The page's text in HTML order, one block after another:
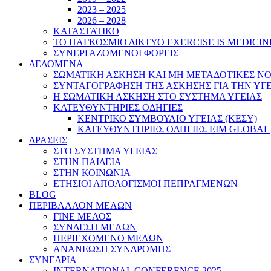
2023 – 2025
2026 – 2028
ΚΑΤΑΣΤΑΤΙΚΟ
ΤΟ ΠΑΓΚΟΣΜΙΟ ΔΙΚΤΥΟ EXERCISE IS
ΣΥΝΕΡΓΑΖΟΜΕΝΟΙ ΦΟΡΕΙΣ
ΔΕΔΟΜΕΝΑ
ΣΩΜΑΤΙΚΗ ΑΣΚΗΣΗ ΚΑΙ ΜΗ ΜΕΤΑΔΟΤΙΚΕΣ
ΣΥΝΤΑΓΟΓΡΑΦΗΣΗ ΤΗΣ ΑΣΚΗΣΗΣ ΓΙΑ ΤΗΝ
Η ΣΩΜΑΤΙΚΗ ΑΣΚΗΣΗ ΣΤΟ ΣΥΣΤΗΜΑ ΥΓΕΙΑΣ
ΚΑΤΕΥΘΥΝΤΗΡΙΕΣ ΟΔΗΓΙΕΣ
ΚΕΝΤΡΙΚΟ ΣΥΜΒΟΥΛΙΟ ΥΓΕΙΑΣ (ΚΕΣΥ)
ΚΑΤΕΥΘΥΝΤΗΡΙΕΣ ΟΔΗΓΙΕΣ EIM GLOBAL
ΔΡΑΣΕΙΣ
ΣΤΟ ΣΥΣΤΗΜΑ ΥΓΕΙΑΣ
ΣΤΗΝ ΠΑΙΔΕΙΑ
ΣΤΗΝ ΚΟΙΝΩΝΙΑ
ΕΤΗΣΙΟΙ ΑΠΟΛΟΓΙΣΜΟΙ ΠΕΠΡΑΓΜΕΝΩΝ
BLOG
ΠΕΡΙΒΑΛΛΟΝ ΜΕΛΩΝ
ΓΙΝΕ ΜΕΛΟΣ
ΣΥΝΔΕΣΗ ΜΕΛΩΝ
ΠΕΡΙΕΧΟΜΕΝΟ ΜΕΛΩΝ
ΑΝΑΝΕΩΣΗ ΣΥΝΔΡΟΜΗΣ
ΣΥΝΕΔΡΙΑ